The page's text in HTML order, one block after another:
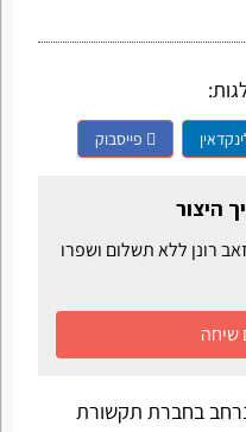
פייסבוק
30 דקות עם זאב רונן ללא תשלום ושפרו
שיחה
נרחב בחברת תקשורת